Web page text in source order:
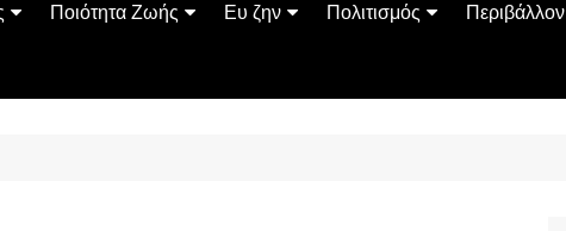
Ποιότητα Ζωής
Ασκηση
Ευ ζην
Αυτοβελτίωση
Πολιτισμός
Εκδηλώσεις
Περιβάλλον
Οικολογία